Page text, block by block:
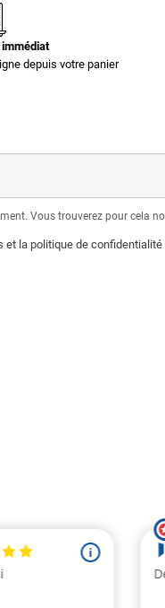
immédiat
depuis votre panier
Vous trouverez pour cela
et la politique de confidentialité